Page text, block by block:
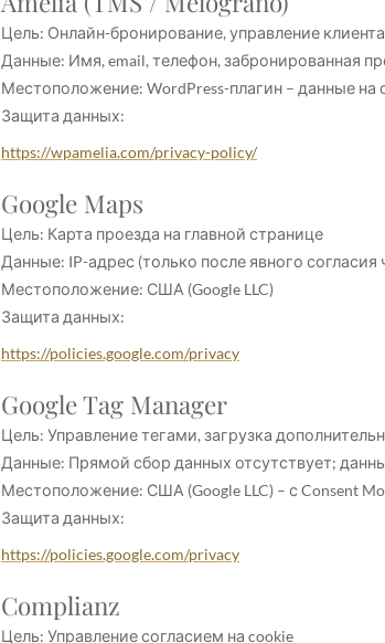
Цель: Онлайн-бронирование, управление
Данные: Имя, email, телефон, забронированная
Местоположение: WordPress-плагин – данные на
Защита данных:
https://wpamelia.com/privacy-policy/
Google Maps
Цель: Карта проезда на главной странице
Данные: IP-адрес (только после явного согласия
Местоположение: США (Google LLC)
Защита данных:
https://policies.google.com/privacy
Google Tag Manager
Цель: Управление тегами, загрузка
Данные: Прямой сбор данных отсутствует;
Местоположение: США (Google LLC) – с Consent
Защита данных:
https://policies.google.com/privacy
Complianz
Цель: Управление согласием на cookie